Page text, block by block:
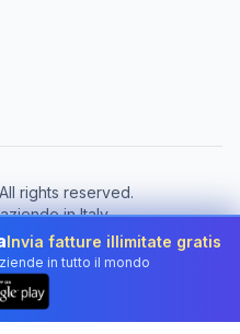
rights reserved.
in Italy
Invia fatture illimitate gratis
in tutto il mondo